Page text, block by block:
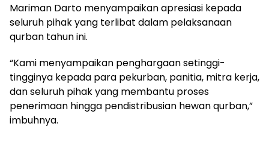
Mariman Darto menyampaikan apresiasi kepada
seluruh pihak yang terlibat dalam pelaksanaan
qurban tahun ini.
“Kami menyampaikan penghargaan setinggi-
tingginya kepada para pekurban, panitia, mitra kerja,
dan seluruh pihak yang membantu proses
penerimaan hingga pendistribusian hewan qurban,”
imbuhnya.